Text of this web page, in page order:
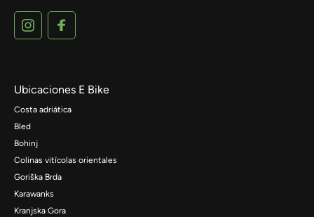
Ubicaciones E Bike
Costa adriática
Bled
Bohinj
Colinas vitícolas orientales
Goriška Brda
Karawanks
Kranjska Gora